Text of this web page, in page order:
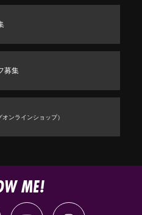
募集
オンラインショップ）
ME!